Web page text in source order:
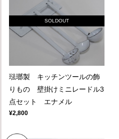
SOLDOUT
琺瑯製 キッチンツールの飾
りもの 壁掛けミニレードル3
点セット エナメル
¥2,800